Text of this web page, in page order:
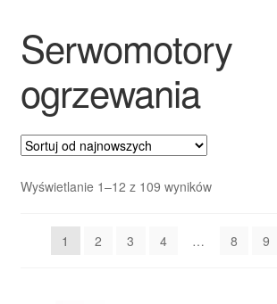
Kontakt
Moje konto
O nas
Polityka prywatności
Serwomotory
ogrzewania
Wyświetlanie 1–12 z 109 wynikówPosortowane
1
2 3 4 … 8 9